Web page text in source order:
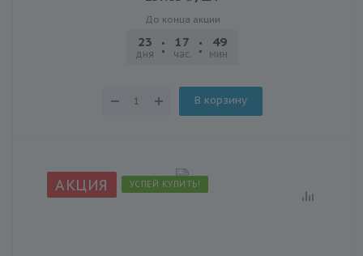
До конца акции
23
дня
17
час.
49
мин.
В корзину
АКЦИЯ УСПЕЙ КУПИТЬ!